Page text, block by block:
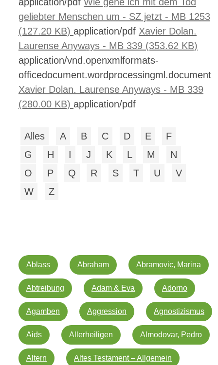
geliebter Menschen um - SZ jetzt - MB 1253
(127.20 KB) application/pdf Xavier Dolan.
Laurense Anyways - MB 339 (353.62 KB)
application/vnd.openxmlformats-
officedocument.wordprocessingml.document
Xavier Dolan. Laurense Anyways - MB 339
(280.00 KB) application/pdf
Alles A B C D E
F
G
H I J K L M
N
O
P Q R S T U
V
W
Z
Ablass Abraham Abramovic, Marina
Abtreibung Adam & Eva Adorno
Agamben Aggression Agnostizismus
Aids Allerheiligen Almodovar, Pedro
Altern Altes Testament – Allgemein